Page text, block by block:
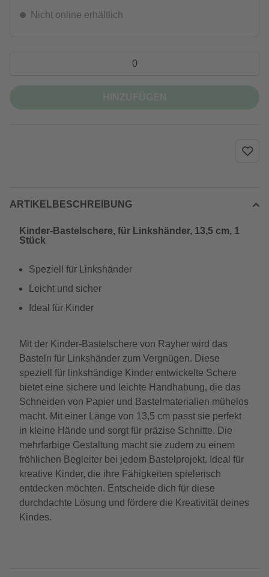
Nicht online erhältlich
ARTIKELBESCHREIBUNG
Kinder-Bastelschere, für Linkshänder, 13,5 cm, 1
Stück
Speziell für Linkshänder
Leicht und sicher
Ideal für Kinder
Mit der Kinder-Bastelschere von Rayher wird das
Basteln für Linkshänder zum Vergnügen. Diese
speziell für linkshändige Kinder entwickelte Schere
bietet eine sichere und leichte Handhabung, die das
Schneiden von Papier und Bastelmaterialien mühelos
macht. Mit einer Länge von 13,5 cm passt sie perfekt
in kleine Hände und sorgt für präzise Schnitte. Die
mehrfarbige Gestaltung macht sie zudem zu einem
fröhlichen Begleiter bei jedem Bastelprojekt. Ideal für
kreative Kinder, die ihre Fähigkeiten spielerisch
entdecken möchten. Entscheide dich für diese
durchdachte Lösung und fördere die Kreativität deines
Kindes.